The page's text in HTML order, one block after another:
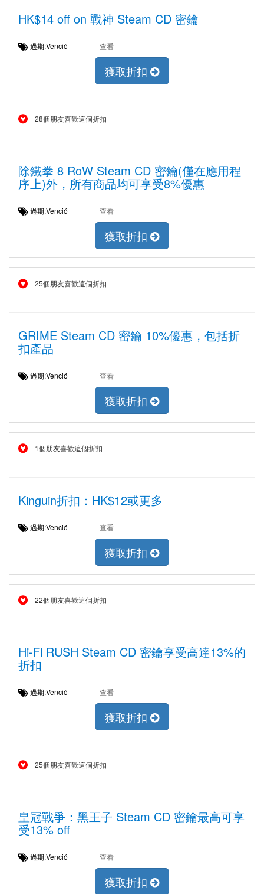
HK$14 off on 戰神 Steam CD 密鑰
過期:Venció 查看
獲取折扣
28個朋友喜歡這個折扣
除鐵拳 8 RoW Steam CD 密鑰(僅在應用程
序上)外，所有商品均可享受8%優惠
過期:Venció 查看
獲取折扣
25個朋友喜歡這個折扣
GRIME Steam CD 密鑰 10%優惠，包括折
扣產品
過期:Venció 查看
獲取折扣
1個朋友喜歡這個折扣
Kinguin折扣：HK$12或更多
過期:Venció 查看
獲取折扣
22個朋友喜歡這個折扣
Hi-Fi RUSH Steam CD 密鑰享受高達13%的
折扣
過期:Venció 查看
獲取折扣
25個朋友喜歡這個折扣
皇冠戰爭：黑王子 Steam CD 密鑰最高可享
受13% off
過期:Venció 查看
獲取折扣